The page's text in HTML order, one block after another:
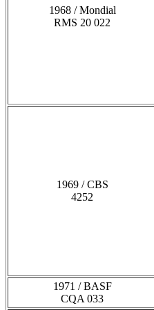
1968 / Mondial
RMS 20 022
1969 / CBS
4252
1971 / BASF
CQA 033